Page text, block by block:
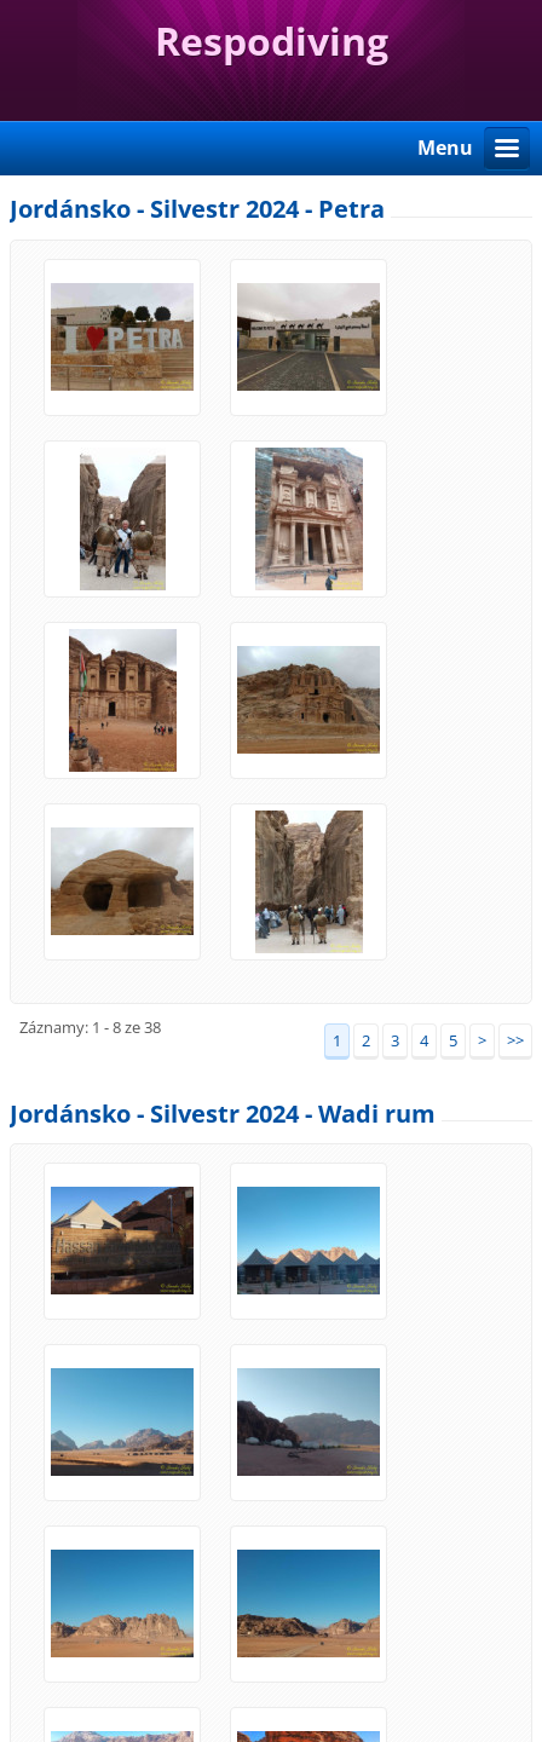
Respodiving
Menu
Jordánsko - Silvestr 2024 - Petra
Záznamy: 1 - 8 ze 38
1 2 3 4 5 > >>
Jordánsko - Silvestr 2024 - Wadi rum